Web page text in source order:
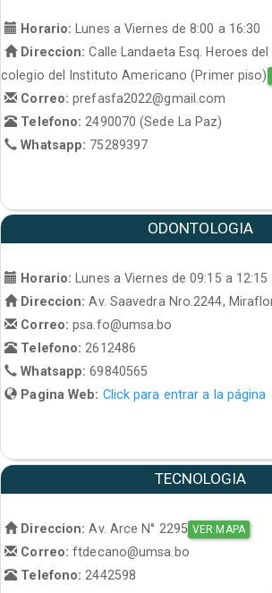
Horario:
Lunes a Viernes de 8:00 a 16:30
Direccion: Calle Landaeta Esq. Heroes del
colegio del Instituto Americano (Primer piso)
Correo:prefasfa2022@gmail.com
Telefono: 2490070 (Sede La Paz)
Whatsapp: 75289397
ODONTOLOGIA
Horario: Lunes a Viernes de 09:15 a 12:15
Direccion: Av. Saavedra Nro.2244,
Correo:psa.fo@umsa.bo
Telefono:2612486
Whatsapp:69840565
Pagina Web: Click para entrar a la página
TECNOLOGIA
Direccion: Av. Arce N° 2295 VER MAPA
Correo:ftdecano@umsa.bo
Telefono: 2442598